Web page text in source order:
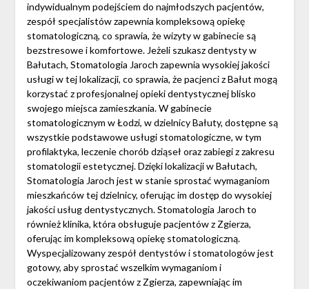
indywidualnym podejściem do najmłodszych pacjentów,
zespół specjalistów zapewnia kompleksową opiekę
stomatologiczną, co sprawia, że wizyty w gabinecie są
bezstresowe i komfortowe. Jeżeli szukasz dentysty w
Bałutach, Stomatologia Jaroch zapewnia wysokiej jakości
usługi w tej lokalizacji, co sprawia, że pacjenci z Bałut mogą
korzystać z profesjonalnej opieki dentystycznej blisko
swojego miejsca zamieszkania. W gabinecie
stomatologicznym w Łodzi, w dzielnicy Bałuty, dostępne są
wszystkie podstawowe usługi stomatologiczne, w tym
profilaktyka, leczenie chorób dziąseł oraz zabiegi z zakresu
stomatologii estetycznej. Dzięki lokalizacji w Bałutach,
Stomatologia Jaroch jest w stanie sprostać wymaganiom
mieszkańców tej dzielnicy, oferując im dostęp do wysokiej
jakości usług dentystycznych. Stomatologia Jaroch to
również klinika, która obsługuje pacjentów z Zgierza,
oferując im kompleksową opiekę stomatologiczną.
Wyspecjalizowany zespół dentystów i stomatologów jest
gotowy, aby sprostać wszelkim wymaganiom i
oczekiwaniom pacjentów z Zgierza, zapewniając im